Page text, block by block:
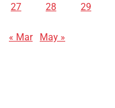
27
28 29
« Mar May »